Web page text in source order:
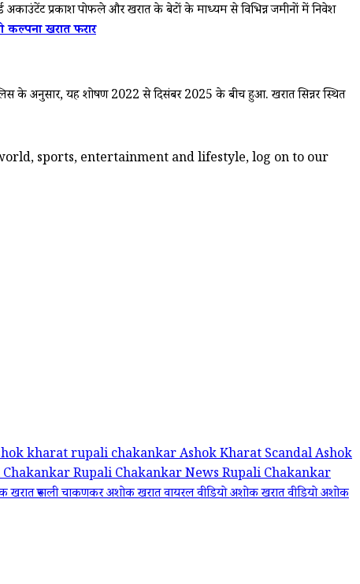
प्रकाश पोफले और खरात के बेटों के माध्यम से विभिन्न जमीनों में निवेश
खरात फरार
के अनुसार, यह शोषण 2022 से दिसंबर 2025 के बीच हुआ. खरात सिन्नर स्थित
sports, entertainment and lifestyle, log on to our
kharat rupali chakankarAshok Kharat ScandalAshok
ChakankarRupali Chakankar NewsRupali Chakankar
खरात रूपाली चाकणकरअशोक खरात वायरल वीडियोअशोक खरात वीडियोअशोक